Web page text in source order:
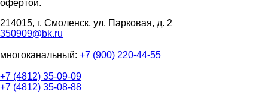
офертой.
214015, г. Смоленск, ул. Парковая, д. 2
350909@bk.ru
многоканальный: +7 (900) 220-44-55
+7 (4812) 35-09-09
+7 (4812) 35-08-88